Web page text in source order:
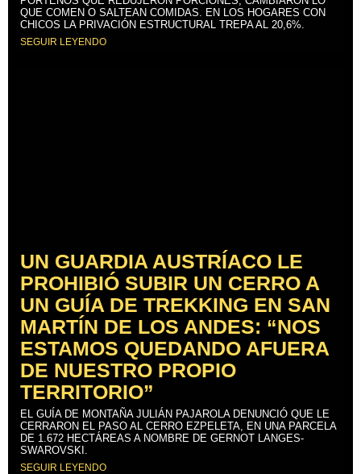
QUE COMEN O SALTEAN COMIDAS. EN LOS HOGARES CON
CHICOS LA PRIVACIÓN ESTRUCTURAL TREPA AL 20,6%.
SEGUIR LEYENDO
UN GUARDIA AUSTRÍACO LE
PROHIBIÓ SUBIR UN CERRO A
UN GUÍA DE TREKKING EN SAN
MARTÍN DE LOS ANDES: “NOS
ESTAMOS QUEDANDO AFUERA
DE NUESTRO PROPIO
TERRITORIO”
EL GUÍA DE MONTAÑA JULIÁN PAJAROLA DENUNCIÓ QUE LE
CERRARON EL PASO AL CERRO EZPELETA, EN UNA PARCELA
DE 1.672 HECTÁREAS A NOMBRE DE GERNOT LANGES-
SWAROVSKI.
SEGUIR LEYENDO